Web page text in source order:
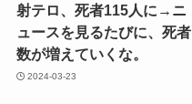
射テロ、死者115人に→ニ
ュースを見るたびに、死者
数が増えていくな。
2024-03-23